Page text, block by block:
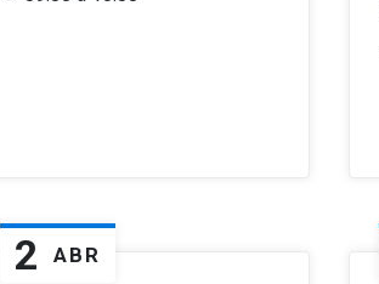
2 ABR